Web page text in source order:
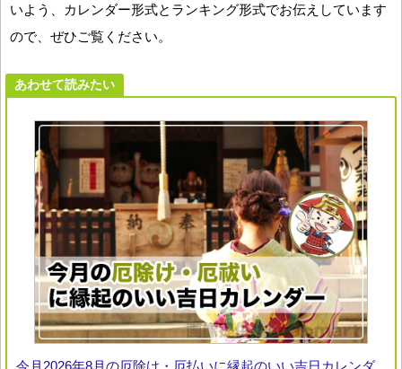
いよう、カレンダー形式とランキング形式でお伝えしています
ので、ぜひご覧ください。
あわせて読みたい